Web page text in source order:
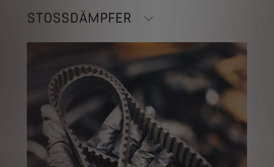
STOSSDÄMPFER